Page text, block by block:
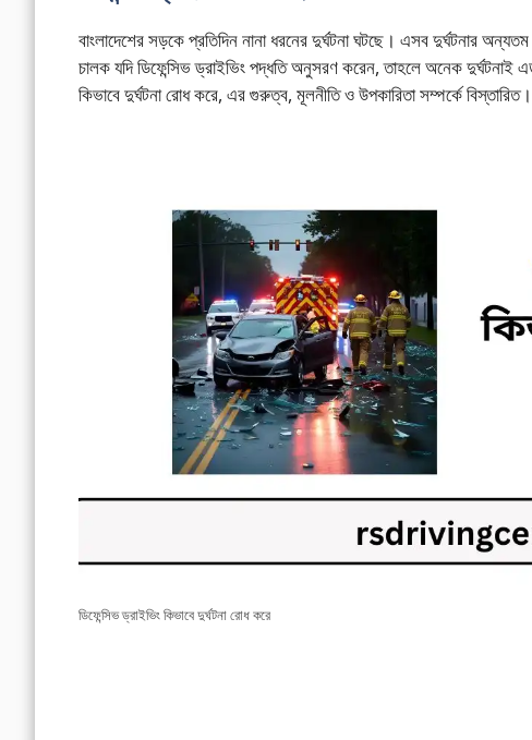
বাংলাদেশের সড়কে প্রতিদিন নানা ধরনের দুর্ঘটনা ঘটছে। এসব দুর্ঘটনার
চালক যদি ডিফেন্সিভ ড্রাইভিং পদ্ধতি অনুসরণ করেন, তাহলে অনেক
কিভাবে দুর্ঘটনা রোধ করে, এর গুরুত্ব, মূলনীতি ও উপকারিতা সম্পর্কে বিস্তারিত।
ডিফেন্সিভ ড্রাইভিং কিভাবে দুর্ঘটনা রোধ করে